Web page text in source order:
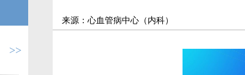
>>
来源：心血管病中心（内科）